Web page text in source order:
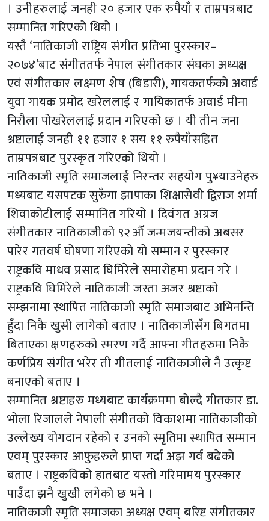
। उनीहरुलाई जनही २० हजार एक रुपैयाँ र ताम्रपत्रबाट
सम्मानित गरिएको थियो ।
यस्तै ‘नातिकाजी राष्ट्रिय संगीत प्रतिभा पुरस्कार–
२०७४’बाट संगीततर्फ नेपाल संगीतकार संघका अध्यक्ष
एवं संगीतकार लक्ष्मण शेष (बिडारी), गायकतर्फको अवार्ड
युवा गायक प्रमोद खरेललाई र गायिकातर्फ अवार्ड मीना
निरौला पोखरेललाई प्रदान गरिएको छ । यी तीन जना
श्रष्टालाई जनही ११ हजार १ सय ११ रुपैयाँसहित
ताम्रपत्रबाट पुरस्कृत गरिएको थियो ।
नातिकाजी स्मृति समाजलाई निरन्तर सहयोग पु¥याउनेहरु
मध्यबाट यसपटक सुरुँगा झापाका शिक्षासेवी द्विराज शर्मा
शिवाकोटीलाई सम्मानित गरियो । दिवंगत अग्रज
संगीतकार नातिकाजीको ९२औँ जन्मजयन्तीको अबसर
पारेर गतवर्ष घोषणा गरिएको यो सम्मान र पुरस्कार
राष्ट्रकवि माधव प्रसाद घिमिरेले समारोहमा प्रदान गरे ।
राष्ट्रकवि घिमिरेले नातिकाजी जस्ता अजर श्रष्टाको
सम्झनामा स्थापित नातिकाजी स्मृति समाजबाट अभिनन्ति
हुँदा निकै खुसी लागेको बताए । नातिकाजीसँग बिगतमा
बिताएका क्षणहरुको स्मरण गर्दै आफ्ना गीतहरुमा निकै
कर्णप्रिय संगीत भरेर ती गीतलाई नातिकाजीले नै उत्कृष्ट
बनाएको बताए ।
सम्मानित श्रष्टाहरु मध्यबाट कार्यक्रममा बोल्दै गीतकार डा.
भोला रिजालले नेपाली संगीतको विकाशमा नातिकाजीको
उल्लेख्य योगदान रहेको र उनको स्मृतिमा स्थापित सम्मान
एवम् पुरस्कार आफुहरुले प्राप्त गर्दा अझ गर्व बढेको
बताए । राष्ट्रकविको हातबाट यस्तो गरिमामय पुरस्कार
पाउँदा झनै खुखी लगेको छ भने ।
नातिकाजी स्मृति समाजका अध्यक्ष एवम् बरिष्ट संगीतकार